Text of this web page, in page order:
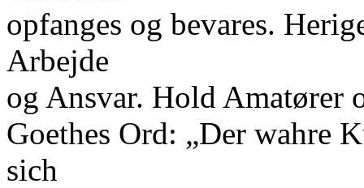
opfanges og bevares.
Arbejde
og Ansvar. Hold Amatører
Goethes Ord: „Der wahre
sich